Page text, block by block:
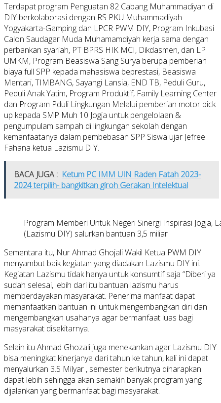
Terdapat program Penguatan 82 Cabang Muhammadiyah di
DIY berkolaborasi dengan RS PKU Muhammadiyah
Yogyakarta-Gamping dan LPCR PWM DIY, Program Inkubasi
Calon Saudagar Muda Muhamamdiyah kerja sama dengan
perbankan syariah, PT BPRS HIK MCI, Dikdasmen, dan LP
UMKM, Program Beasiswa Sang Surya berupa pemberian
biaya full SPP kepada mahasiswa beprestasi, Beasiswa
Mentari, TIMBANG, Sayangi Lansia, END TB, Peduli Guru,
Peduli Anak Yatim, Program Produktif, Family Learning Center
dan Program Pduli Lingkungan Melalui pemberian motor pick
up kepada SMP Muh 10 Jogja untuk pengelolaan &
pengumpulam sampah di lingkungan sekolah dengan
kemanfaatanya dalam pembebasan SPP Siswa ujar Jefree
Fahana ketua Lazismu DIY.
BACA JUGA : Ketum PC IMM UIN Raden Fatah 2023-
2024 terpilih- bangkitkan giroh Gerakan Intelektual
Program Memberi Untuk Negeri Sinergi Inspirasi Jogja,
(Lazismu DIY) salurkan bantuan 3,5 miliar
Sementara itu, Nur Ahmad Ghojali Wakil Ketua PWM DIY
menyambut baik kegiatan yang diadakan Lazismu DIY ini.
Kegiatan Lazismu tidak hanya untuk konsumtif saja “Diberi ya
sudah selesai, lebih dari itu bantuan lazismu harus
memberdayakan masyarakat. Penerima manfaat dapat
memanfaatkan bantuan ini untuk mengembangkan diri dan
mengembangkan usahanya agar bermanfaat luas bagi
masyarakat disekitarnya.
Selain itu Ahmad Ghozali juga menekankan agar Lazismu DIY
bisa meningkat kinerjanya dari tahun ke tahun, kali ini dapat
menyalurkan 3.5 Milyar , semester berikutnya diharapkan
dapat lebih sehingga akan semakin banyak program yang
dijalankan yang bermanfaat bagi masyarakat.